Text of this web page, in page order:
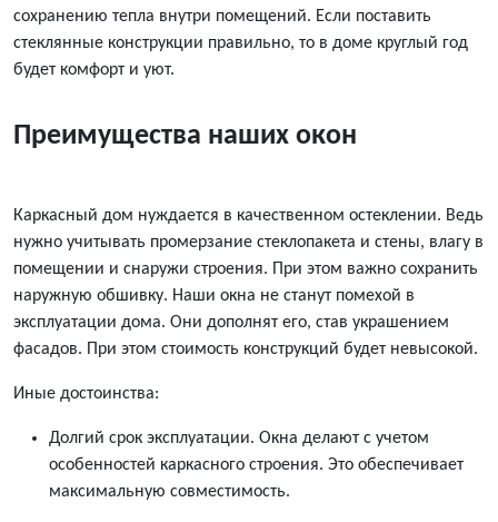
сохранению тепла внутри помещений. Если поставить
стеклянные конструкции правильно, то в доме круглый год
будет комфорт и уют.
Преимущества наших окон
Каркасный дом нуждается в качественном остеклении. Ведь
нужно учитывать промерзание стеклопакета и стены, влагу в
помещении и снаружи строения. При этом важно сохранить
наружную обшивку. Наши окна не станут помехой в
эксплуатации дома. Они дополнят его, став украшением
фасадов. При этом стоимость конструкций будет невысокой.
Иные достоинства:
Долгий срок эксплуатации. Окна делают с учетом
особенностей каркасного строения. Это обеспечивает
максимальную совместимость.